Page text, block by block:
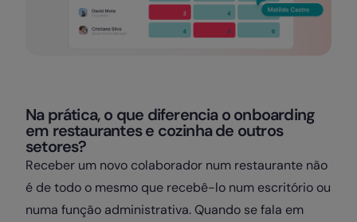
Na prática, o que diferencia o onboarding
em restaurantes e cozinha de outros
setores?
Receber um novo colaborador num restaurante não
é de todo o mesmo que recebê-lo num escritório ou
numa função administrativa. Quando se fala em